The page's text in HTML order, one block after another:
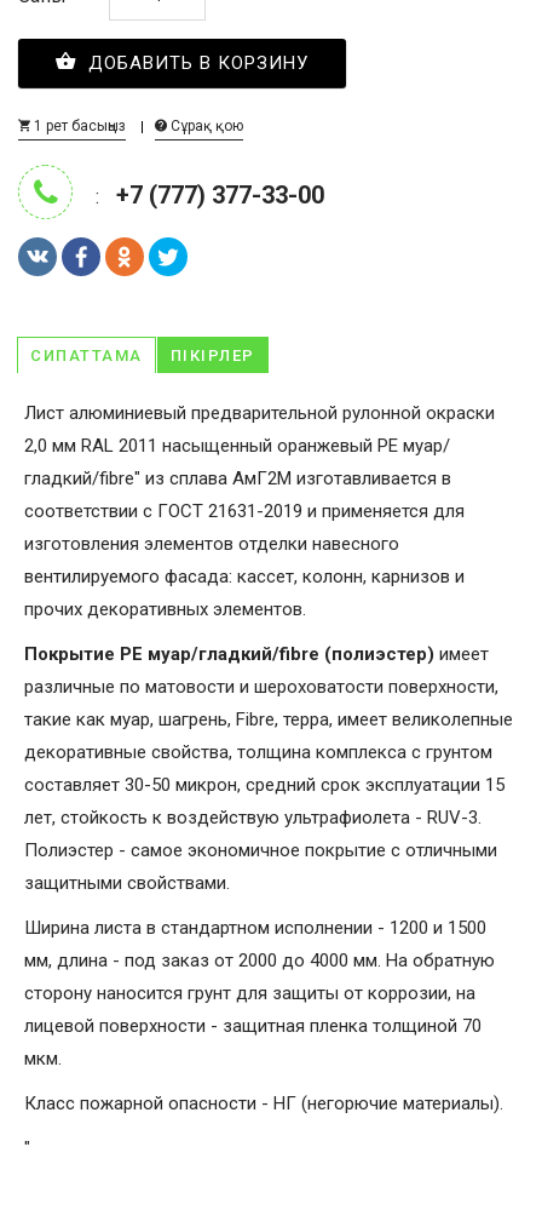
ДОБАВИТЬ В КОРЗИНУ
1 рет басыңыз Сұрақ қою
: +7 (777) 377-33-00
СИПАТТАМА ПІКІРЛЕР
Лист алюминиевый предварительной рулонной окраски
2,0 мм RAL 2011 насыщенный оранжевый PE муар/
гладкий/fibre" из сплава АмГ2М изготавливается в
соответствии с ГОСТ 21631-2019 и применяется для
изготовления элементов отделки навесного
вентилируемого фасада: кассет, колонн, карнизов и
прочих декоративных элементов.
Покрытие PE муар/гладкий/fibre (полиэстер) имеет
различные по матовости и шероховатости поверхности,
такие как муар, шагрень, Fibrе, терра, имеет великолепные
декоративные свойства, толщина комплекса с грунтом
составляет 30-50 микрон, средний срок эксплуатации 15
лет, стойкость к воздействую ультрафиолета - RUV-3.
Полиэстер - самое экономичное покрытие с отличными
защитными свойствами.
Ширина листа в стандартном исполнении - 1200 и 1500
мм, длина - под заказ от 2000 до 4000 мм. На обратную
сторону наносится грунт для защиты от коррозии, на
лицевой поверхности - защитная пленка толщиной 70
мкм.
Класс пожарной опасности - НГ (негорючие материалы).
"